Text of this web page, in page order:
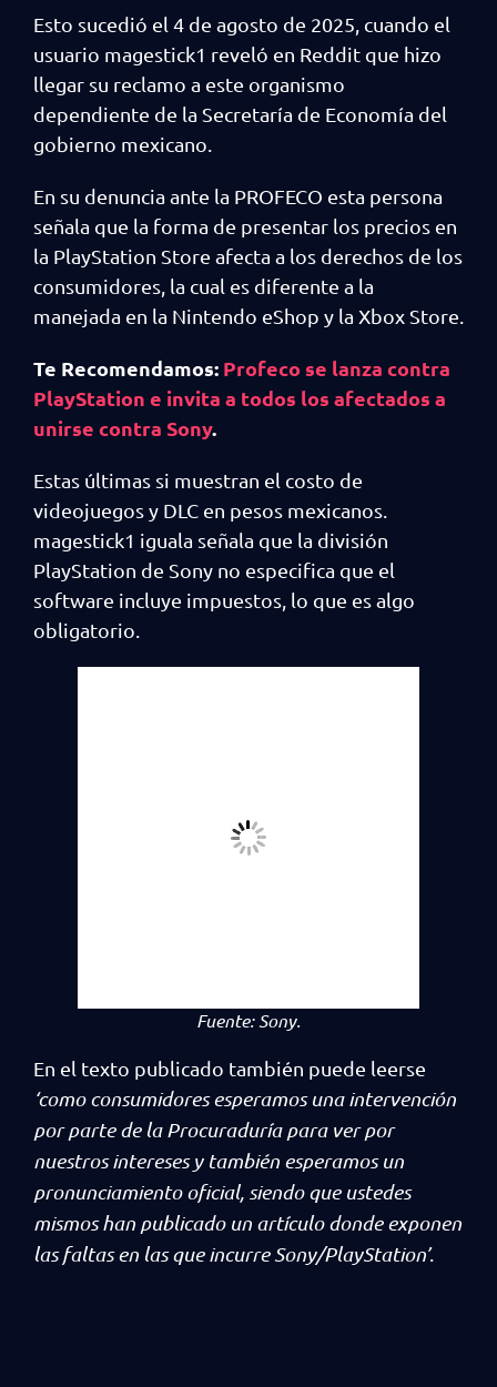
Esto sucedió el 4 de agosto de 2025, cuando el
usuario magestick1 reveló en Reddit que hizo
llegar su reclamo a este organismo
dependiente de la Secretaría de Economía del
gobierno mexicano.
En su denuncia ante la PROFECO esta persona
señala que la forma de presentar los precios en
la PlayStation Store afecta a los derechos de los
consumidores, la cual es diferente a la
manejada en la Nintendo eShop y la Xbox Store.
Te Recomendamos: Profeco se lanza contra
PlayStation e invita a todos los afectados a
unirse contra Sony.
Estas últimas si muestran el costo de
videojuegos y DLC en pesos mexicanos.
magestick1 iguala señala que la división
PlayStation de Sony no especifica que el
software incluye impuestos, lo que es algo
obligatorio.
Fuente:Sony.
En el texto publicado también puede leerse
‘como consumidores esperamos una intervención
por parte de la Procuraduría para ver por
nuestros intereses y también esperamos un
pronunciamiento oficial, siendo que ustedes
mismos han publicado un artículo donde exponen
las faltas en las que incurre Sony/PlayStation’.